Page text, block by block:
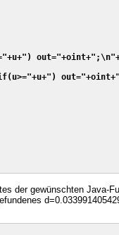
der gewünschten Java-